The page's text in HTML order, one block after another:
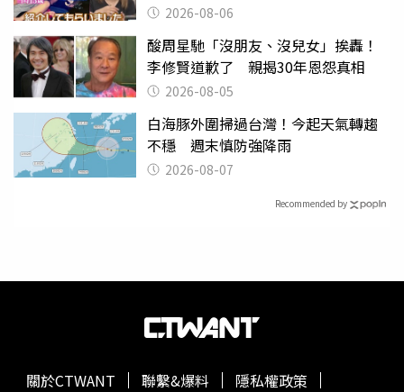
2026-08-06
酸周星馳「沒朋友、沒兒女」挨轟！
李修賢道歉了 親揭30年恩怨真相
2026-08-05
白海豚外圍掃過台灣！今起天氣轉趨
不穩 週末慎防強降雨
2026-08-07
Recommended by
關於CTWANT 聯繫&爆料 隱私權政策